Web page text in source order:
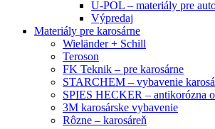
U-POL – materiály pre
Výpredaj
Materiály pre karosárne
Wieländer + Schill
Teroson
FK Teknik – pre karosárne
STARCHEM – vybavenie
SPIES HECKER – antikorózna
3M karosárske vybavenie
Rôzne – karosáreň